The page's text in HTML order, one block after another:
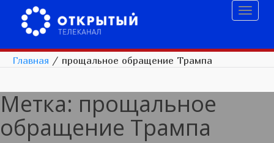
Главная / прощальное обращение Трампа
Метка: прощальное
обращение Трампа